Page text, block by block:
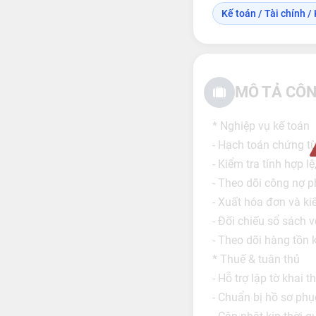
Kế toán / Tài chính /
MÔ TẢ
* Nghiệp vụ kế toán
- Hạch toán chứng
- Kiểm tra tính hợp
- Theo dõi công nợ
- Xuất hóa đơn và
- Đối chiếu sổ sách
- Theo dõi hàng tồn
* Thuế & tuân thủ
- Hỗ trợ lập tờ khai
- Chuẩn bị hồ sơ